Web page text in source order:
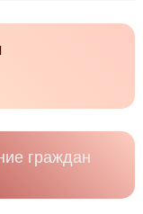
граждан